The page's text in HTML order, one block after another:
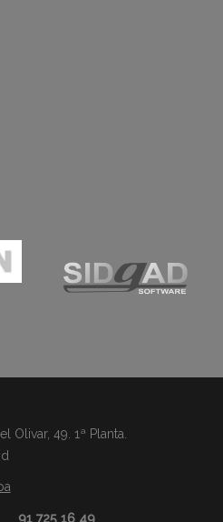
Olivar, 49. 1ª Planta.
91 725 16 49